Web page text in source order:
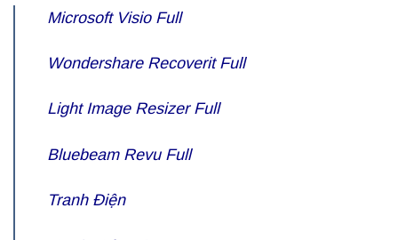
Microsoft Visio Full
Wondershare Recoverit Full
Light Image Resizer Full
Bluebeam Revu Full
Tranh Điện